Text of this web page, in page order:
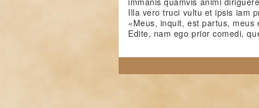
Illa vero truci vultu et ipsis iam
«Meus, inquit, est partus,
Edite, nam ego prior comedi,